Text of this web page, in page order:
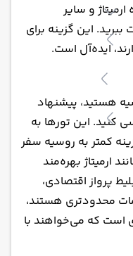
و سایر
این گزینه برای
ایده‌آل است.
هستید، پیشنهاد
کنید. این تورها به
کمتر به روسیه سفر
ارمیتاژ بهره‌مند
پرواز اقتصادی،
محدودتری هستند،
است که می‌خواهند با